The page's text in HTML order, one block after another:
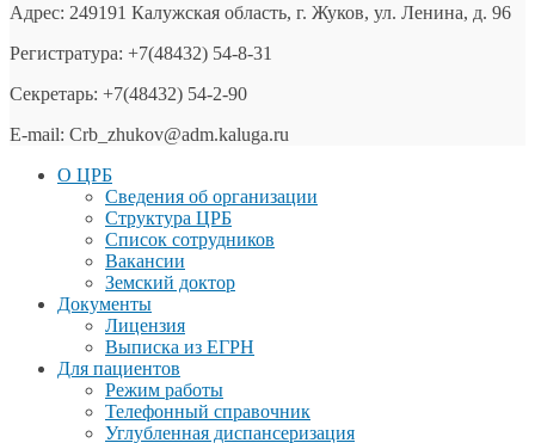
Адрес: 249191 Калужская область, г. Жуков, ул. Ленина, д. 96
Регистратура: +7(48432) 54-8-31
Секретарь: +7(48432) 54-2-90
E-mail: Crb_zhukov@adm.kaluga.ru
О ЦРБ
Сведения об организации
Структура ЦРБ
Список сотрудников
Вакансии
Земский доктор
Документы
Лицензия
Выписка из ЕГРН
Для пациентов
Режим работы
Телефонный справочник
Углубленная диспансеризация